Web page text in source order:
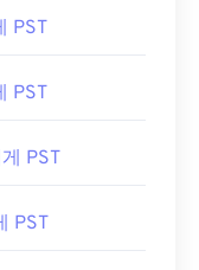
PST
PST
PST
PST